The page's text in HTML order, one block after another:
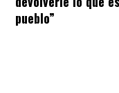
pueblo”